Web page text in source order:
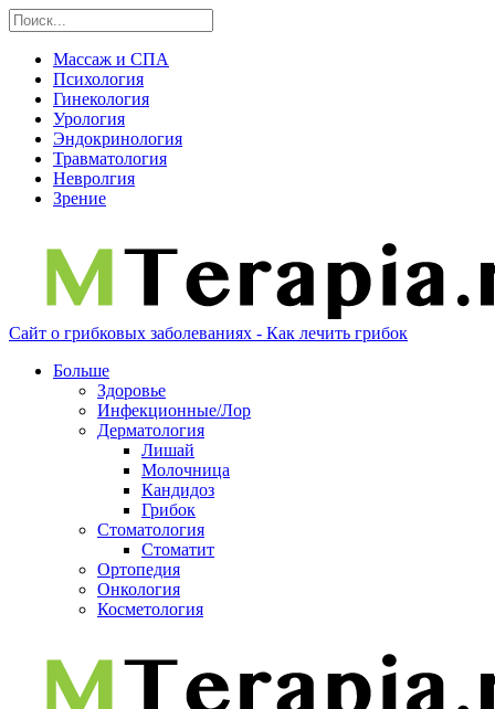
Массаж и СПА
Психология
Гинекология
Урология
Эндокринология
Травматология
Невролгия
Зрение
Сайт о грибковых заболеваниях - Как лечить грибок
Больше
Здоровье
Инфекционные/Лор
Дерматология
Лишай
Молочница
Кандидоз
Грибок
Стоматология
Стоматит
Ортопедия
Онкология
Косметология